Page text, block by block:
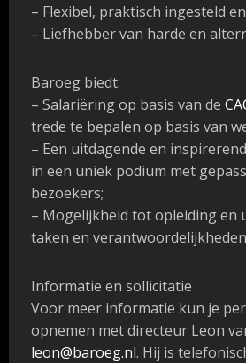
– Flexibel, praktisch ingesteld
– Liefhebber van harde en
Baroeg biedt:
– Salariëring op basis van de
trede te bepalen op basis van
– Een uitdagende en
in een uniek podium met
bezoekers;
– Mogelijkheid tot opleiding en
taken en
Informatie en sollicitatie
Voor meer informatie kun je
opnemen met directeur Leon
leon@baroeg.nl. Hij is